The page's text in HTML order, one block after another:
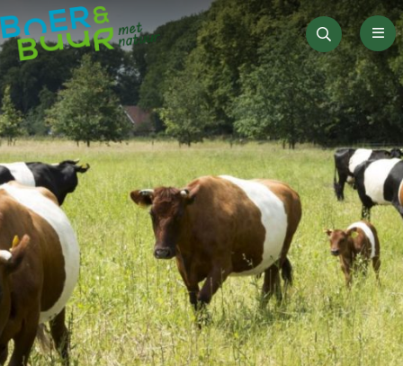
Zoeken